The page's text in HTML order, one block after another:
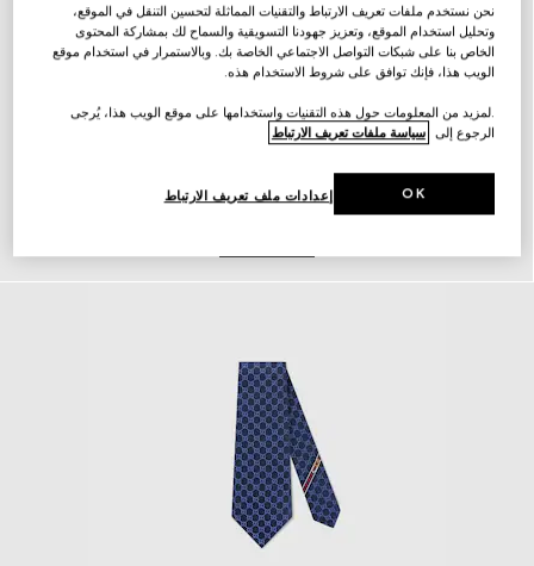
نحن نستخدم ملفات تعريف الارتباط والتقنيات المماثلة لتحسين التنقل في الموقع،
وتحليل استخدام الموقع، وتعزيز جهودنا التسويقية والسماح لك بمشاركة المحتوى
الخاص بنا على شبكات التواصل الاجتماعي الخاصة بك. وبالاستمرار في استخدام موقع
الويب هذا، فإنك توافق على شروط الاستخدام هذه.
.لمزيد من المعلومات حول هذه التقنيات واستخدامها على موقع الويب هذا، يُرجى
الرجوع إلى سياسة ملفات تعريف الارتباط
إعدادات ملف تعريف الارتباط OK